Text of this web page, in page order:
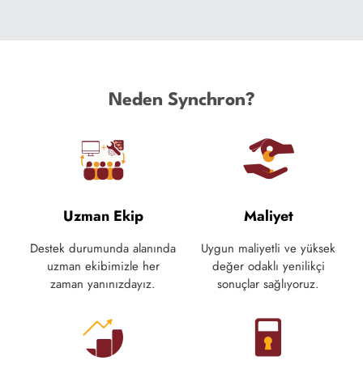
Neden Synchron?
Uzman Ekip
Destek durumunda alanında
uzman ekibimizle her
zaman yanınızdayız.
Maliyet
Uygun maliyetli ve yüksek
değer odaklı yenilikçi
sonuçlar sağlıyoruz.